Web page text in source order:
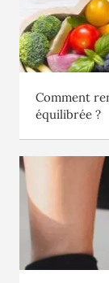
Comment
équilibrée ?